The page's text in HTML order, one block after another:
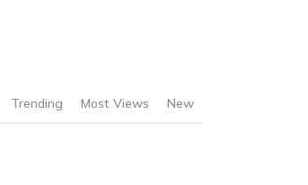
Trending Most Views New